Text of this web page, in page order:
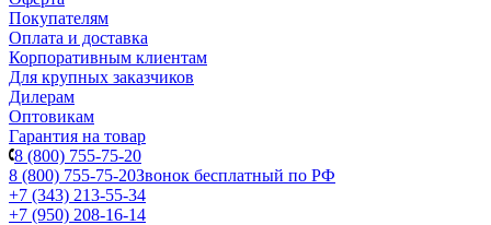
Покупателям
Оплата и доставка
Корпоративным клиентам
Для крупных заказчиков
Дилерам
Оптовикам
Гарантия на товар
8 (800) 755-75-20
8 (800) 755-75-20Звонок бесплатный по РФ
+7 (343) 213-55-34
+7 (950) 208-16-14